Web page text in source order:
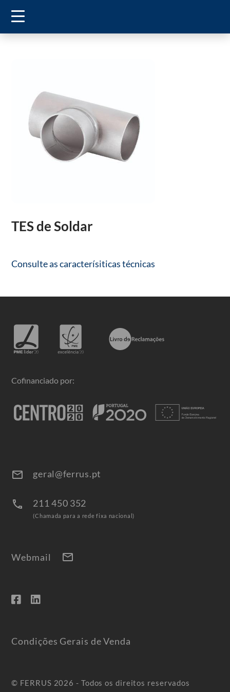
TES de Soldar
Consulte as caracterísiticas técnicas
Cofinanciado por:
email geral@ferrus.pt
call 211 450 352
(Chamada para a rede fixa nacional)
Webmail mail
Condições Gerais de Venda
© FERRUS 2026 - Todos os direitos reservados